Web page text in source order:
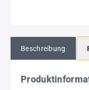
Beschreibung